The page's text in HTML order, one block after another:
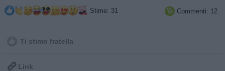
Stime: 31  Commenti: 12
Ti stimo fratella
 Link